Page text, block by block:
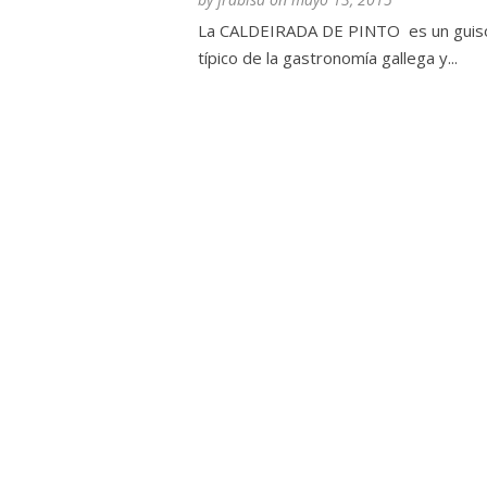
La CALDEIRADA DE PINTO es un
típico de la gastronomía gallega y...